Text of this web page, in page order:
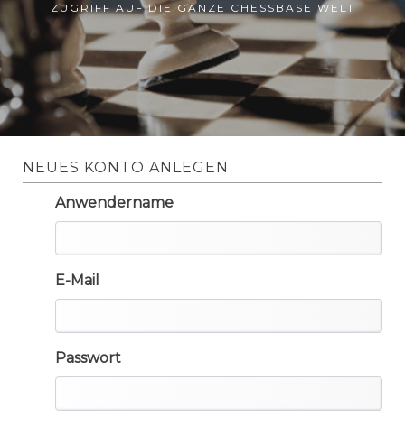
ZUGRIFF AUF DIE GANZE CHESSBASE WELT
NEUES KONTO ANLEGEN
Anwendername
E-Mail
Passwort